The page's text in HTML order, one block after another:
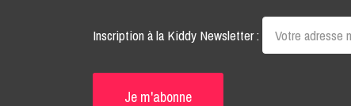
Inscription à la Kiddy Newsletter :